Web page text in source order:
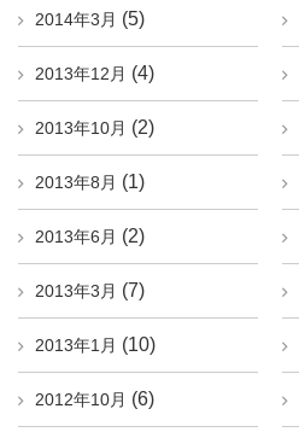
2014年3月 (5)
2013年12月 (4)
2013年10月 (2)
2013年8月 (1)
2013年6月 (2)
2013年3月 (7)
2013年1月 (10)
2012年10月 (6)